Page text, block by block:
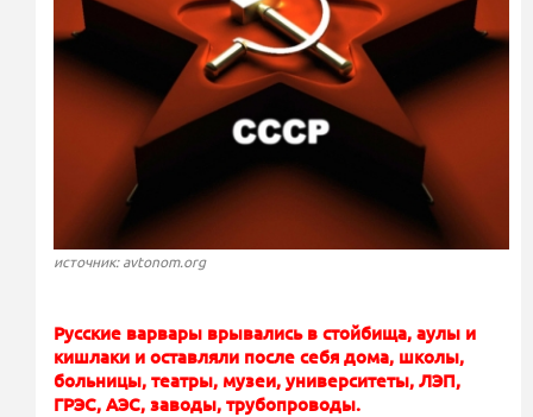
источник: avtonom.org
Русские варвары врывались в стойбища, аулы и
кишлаки и оставляли после себя дома, школы,
больницы, театры, музеи, университеты, ЛЭП,
ГРЭС, АЭС, заводы, трубопроводы.